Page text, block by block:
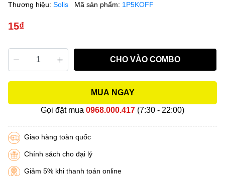
Thương hiệu: Solis Mã sản phẩm: 1P5KOFF
15₫
CHO VÀO COMBO
MUA NGAY
Gọi đặt mua 0968.000.417 (7:30 - 22:00)
Giao hàng toàn quốc
Chính sách cho đại lý
Giảm 5% khi thanh toán online